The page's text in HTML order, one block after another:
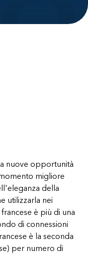
nuove opportunità
migliore
della
utilizzarla nei
è più di una
di connessioni
è la seconda
per numero di